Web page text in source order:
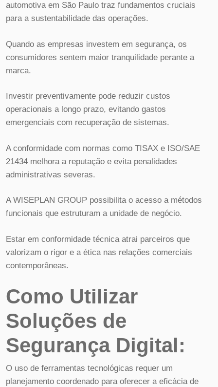
automotiva em São Paulo traz fundamentos cruciais
para a sustentabilidade das operações.
Quando as empresas investem em segurança, os
consumidores sentem maior tranquilidade perante a
marca.
Investir preventivamente pode reduzir custos
operacionais a longo prazo, evitando gastos
emergenciais com recuperação de sistemas.
A conformidade com normas como TISAX e ISO/SAE
21434 melhora a reputação e evita penalidades
administrativas severas.
A WISEPLAN GROUP possibilita o acesso a métodos
funcionais que estruturam a unidade de negócio.
Estar em conformidade técnica atrai parceiros que
valorizam o rigor e a ética nas relações comerciais
contemporâneas.
Como Utilizar
Soluções de
Segurança Digital:
O uso de ferramentas tecnológicas requer um
planejamento coordenado para oferecer a eficácia de